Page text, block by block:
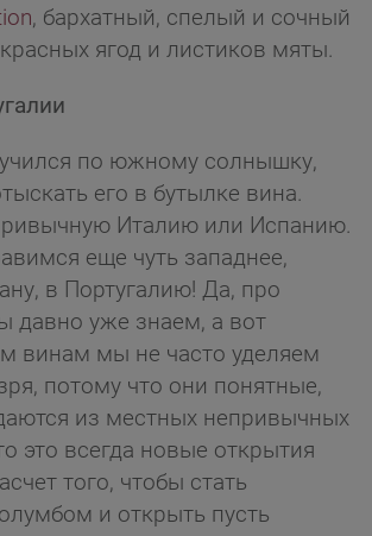
, бархатный, спелый и сочный
ягод и листиков мяты.
по южному солнышку,
его в бутылке вина.
Италию или Испанию.
еще чуть западнее,
в Португалию! Да, про
давно уже знаем, а вот
винам мы не часто уделяем
потому что они понятные,
из местных непривычных
это всегда новые открытия
того, чтобы стать
и открыть пусть